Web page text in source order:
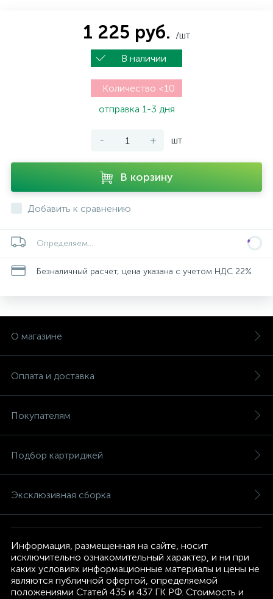
1 225 руб. /шт
В наличии
Количество <10
отправка 1-3 дня
- + шт
В корзину
Добавить к сравнению
Определяем...
Безналичный расчет, цена указана с учетом НДС 22%
О магазине
Оплата и доставка
Покупателям
Подбор картриджей
Эксклюзивная сборка
Информация, размещенная на сайте, носит
исключительно ознакомительный характер, и ни при
каких условиях информационные материалы и цены не
являются публичной офертой, определяемой
положениями Статей 435 и 437 ГК РФ. Стоимость и